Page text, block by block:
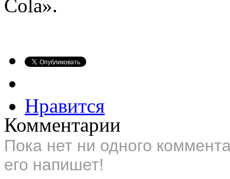
Cola».
Нравится
Комментарии
Пока нет ни одного
его напишет!